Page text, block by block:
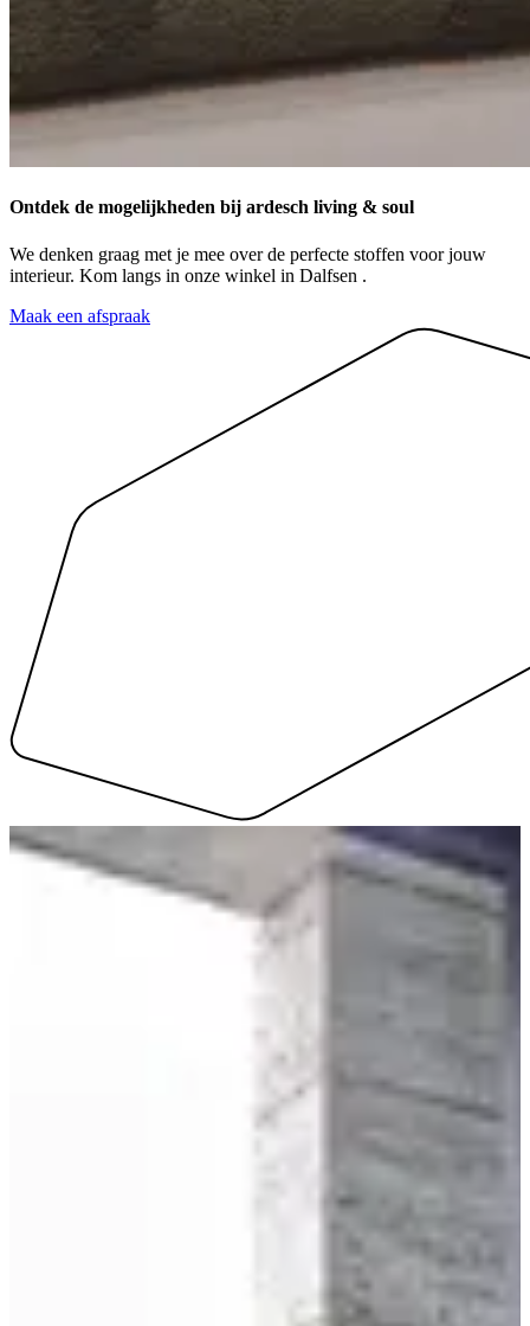
Ontdek de mogelijkheden bij ardesch living & soul
We denken graag met je mee over de perfecte stoffen voor jouw
interieur. Kom langs in onze winkel in Dalfsen .
Maak een afspraak